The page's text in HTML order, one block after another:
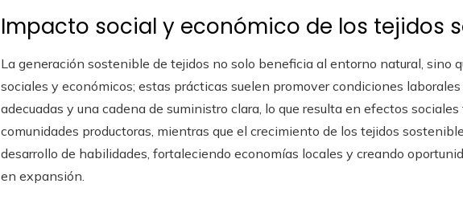
Impacto social y económico de los tejidos
La generación sostenible de tejidos no solo beneficia al entorno natural, sino
sociales y económicos; estas prácticas suelen promover condiciones
adecuadas y una cadena de suministro clara, lo que resulta en efectos
comunidades productoras, mientras que el crecimiento de los tejidos
desarrollo de habilidades, fortaleciendo economías locales y creando
en expansión.